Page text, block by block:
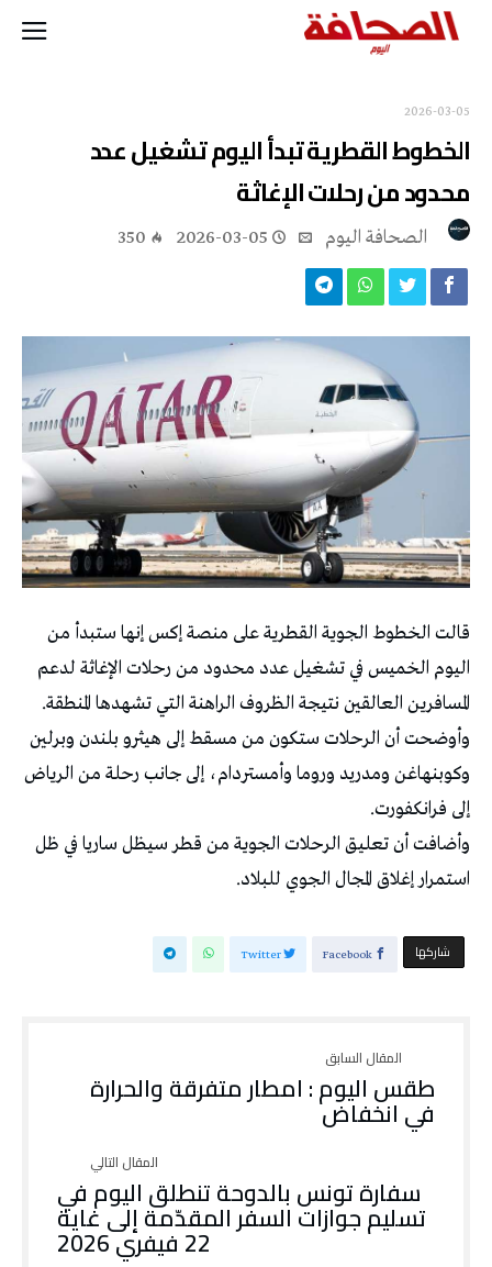
2026-03-05
الخطوط القطرية تبدأ اليوم تشغيل عدد
محدود من رحلات الإغاثة
2026-03-05
350
قالت الخطوط الجوية ‌القطرية على منصة ‌إكس إنها ‌ستبدأ من
اليوم ⁠الخميس في تشغيل عدد محدود من ⁠رحلات الإغاثة لدعم
المسافرين العالقين ⁠نتيجة الظروف الراهنة التي تشهدها المنطقة.
وأوضحت أن الرحلات ستكون من مسقط إلى هيثرو بلندن ‌وبرلين
وكوبنهاغن ومدريد وروما وأمستردام، ⁠إلى ‌جانب رحلة من الرياض
إلى فرانكفورت.
وأضافت أن تعليق الرحلات الجوية من ‌قطر سيظل ساريا ⁠في ظل
استمرار إغلاق المجال ‌الجوي للبلاد.
‫‫ شاركها‬ Facebook
Twitter
طقس اليوم : امطار متفرقة والحرارة
في انخفاض
سفارة تونس بالدوحة تنطلق اليوم في
تسليم جوازات السفر المقدّمة إلى غاية
22 فيفري 2026